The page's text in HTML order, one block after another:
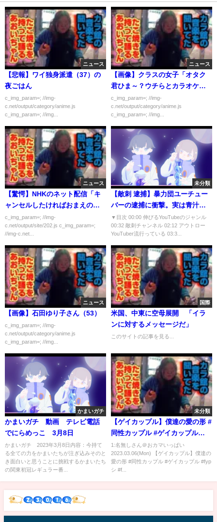
ニュース
【悲報】ワイ独身派遣（37）の
夜ごはん
c_img_param=; //img-
c.net/output/category/anime.js
c_img_param=; //img...
ニュース
【画像】クラスの女子「オタク
君ひま～？ウチらとカラオケ行
かない？ｗ」
c_img_param=; //img-
c.net/output/category/anime.js
c_img_param=; //img...
ニュース
【驚愕】NHKのネット配信「キ
ャンセルしたければおまえのス
マホやPC破壊して証明しろ！」
c_img_param=; //img-
c.net/output/site/202.js c_img_param=;
//img-c.net...
未分類
【敵刺 逮捕】暴力団ユーチュー
バーの逮捕に衝撃。実は青汁王
子も陰ながら見てました【青汁
王子/三崎優太/敵刺/敵刺チャンネ
▼目次 00:00 伸びるYouTubeのジャンル
00:32 敵刺チャンネル 02:12 アウトロー
YouTuber流行っている 03:3...
ニュース
【画像】石田ゆり子さん（53）
c_img_param=; //img-
c.net/output/category/anime.js
c_img_param=; //img...
国際
米国、中東に空母展開 「イラ
ンに対するメッセージだ」
このサイトの記事を見る...
かまいガチ
かまいガチ 動画 テレビ電話
でにらめっこ 3月8日
かまいガチ 2023年3月8日内容：今持て
る全ての力をかまいたちが注ぎ込みそのと
き面白いと思うことに挑戦するかまいたち
の関東初冠レギュラー番...
未分類
【ゲイカップル】僕達の愛の形 #
同性カップル #ゲイカップル
#fypシ #fyp #shorts
1:名無しさん＠おカマいっぱい
2023.03.06(Mon) 【ゲイカップル】僕達の
愛の形 #同性カップル #ゲイカップル #fyp
シ #f...